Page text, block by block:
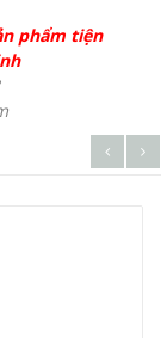
phẩm tiện